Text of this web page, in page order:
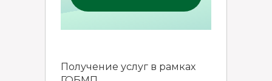
Получение услуг в рамках